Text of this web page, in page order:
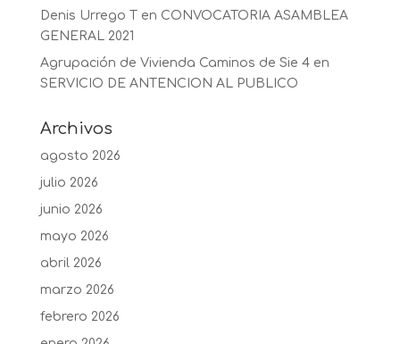
Denis Urrego T
en CONVOCATORIA ASAMBLEA
GENERAL 2021
Agrupación de Vivienda Caminos de Sie 4en
SERVICIO DE ANTENCION AL PUBLICO
Archivos
agosto 2026
julio 2026
junio 2026
mayo 2026
abril 2026
marzo 2026
febrero 2026